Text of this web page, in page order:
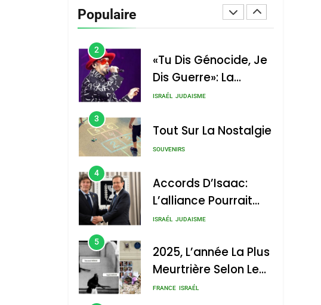
Populaire
Vanessa De Loya
2
«Tu Dis Génocide, Je
Dis Guerre»: La
Nouvelle Chanson De
ISRAÉL JUDAISME
3
Tout Sur La Nostalgie
SOUVENIRS
4
Accords D’Isaac:
L’alliance Pourrait
S’étendre À 13 Pays
ISRAÉL JUDAISME
5
2025, L’année La Plus
Meurtrière Selon Le
Rapport D’ADL
FRANCE ISRAÉL